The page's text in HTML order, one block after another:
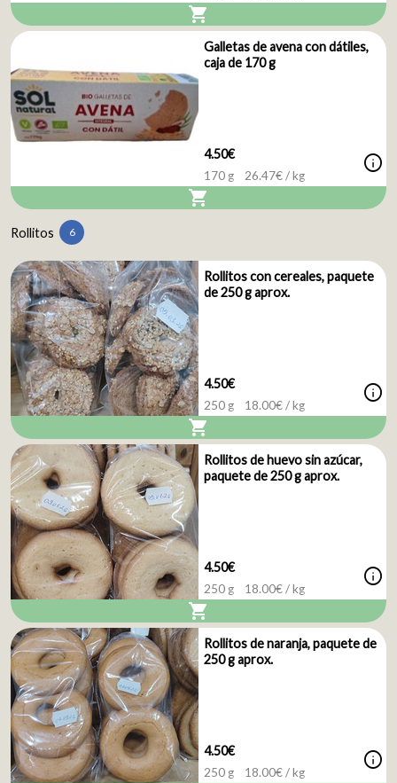
shopping_cart
Galletas de avena con dátiles,
caja de 170 g
4.50€
170 g 26.47€ / kg info
shopping_cart
Rollitos 6
Rollitos con cereales, paquete
de 250 g aprox.
4.50€
250 g 18.00€ / kg info
shopping_cart
Rollitos de huevo sin azúcar,
paquete de 250 g aprox.
4.50€
250 g 18.00€ / kg info
shopping_cart
Rollitos de naranja, paquete de
250 g aprox.
4.50€
250 g 18.00€ / kg info